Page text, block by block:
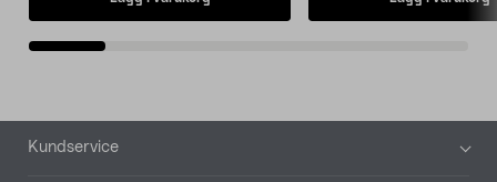
Sidfot
Kundservice